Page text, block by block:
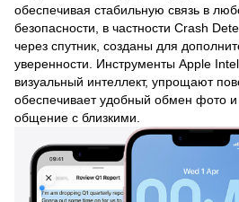
обеспечивая стабильную связь в
безопасности, в частности Crash
через спутник, созданы для
уверенности. Инструменты Apple
визуальный интеллект, упрощают
обеспечивает удобный обмен фото
общение с близкими.